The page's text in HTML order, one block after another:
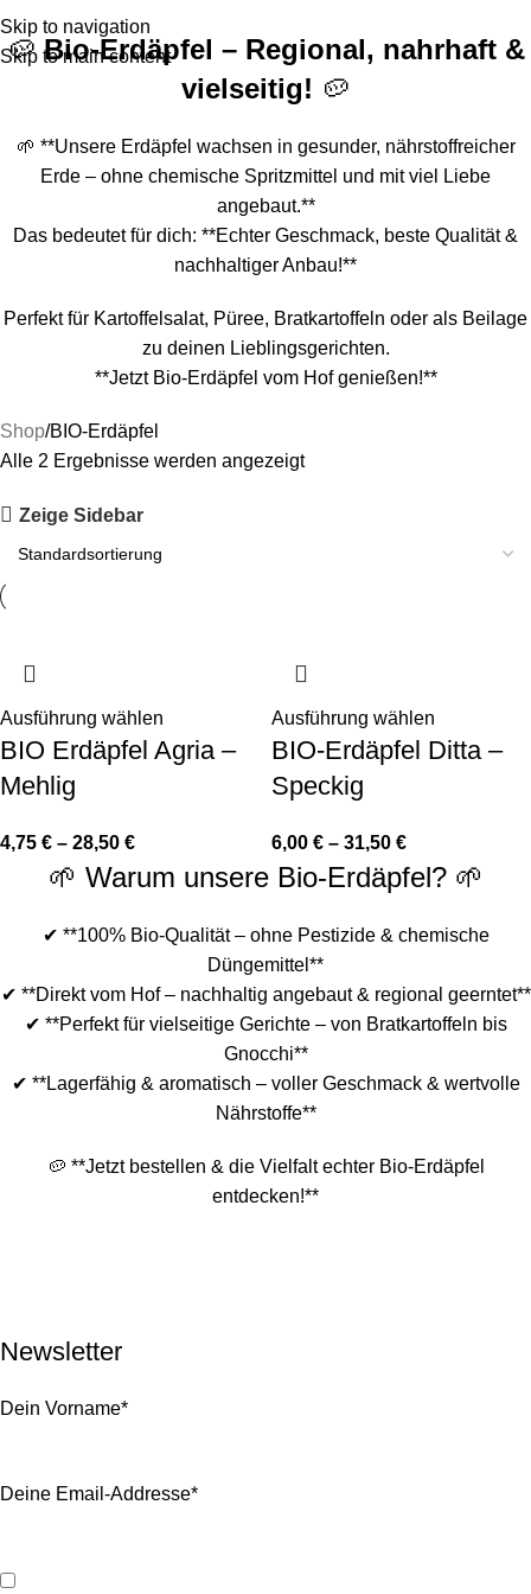
Skip to navigation
Skip to main content
Menü
🥔Bio-Erdäpfel – Regional, nahrhaft &
vielseitig! 🥔
🌱 **Unsere Erdäpfel wachsen in gesunder, nährstoffreicher
Erde – ohne chemische Spritzmittel und mit viel Liebe
angebaut.**
Das bedeutet für dich: **Echter Geschmack, beste Qualität &
nachhaltiger Anbau!**
Perfekt für Kartoffelsalat, Püree, Bratkartoffeln oder als Beilage
zu deinen Lieblingsgerichten.
**Jetzt Bio-Erdäpfel vom Hof genießen!**
Shop BIO-Erdäpfel
Alle 2 Ergebnisse werden angezeigt
Zeige Sidebar
Ausführung wählen
BIO Erdäpfel Agria –
Mehlig
4,75 € – 28,50 €
Ausführung wählen
BIO-Erdäpfel Ditta –
Speckig
6,00 € – 31,50 €
🌱 Warum unsere Bio-Erdäpfel? 🌱
✔ **100% Bio-Qualität – ohne Pestizide & chemische
Düngemittel**
✔ **Direkt vom Hof – nachhaltig angebaut & regional geerntet**
✔ **Perfekt für vielseitige Gerichte – von Bratkartoffeln bis
Gnocchi**
✔ **Lagerfähig & aromatisch – voller Geschmack & wertvolle
Nährstoffe**
🥔 **Jetzt bestellen & die Vielfalt echter Bio-Erdäpfel
entdecken!**
Newsletter
Dein Vorname*
Deine Email-Addresse*